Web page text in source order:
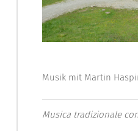
Musik mit Martin
Musica tradizionale